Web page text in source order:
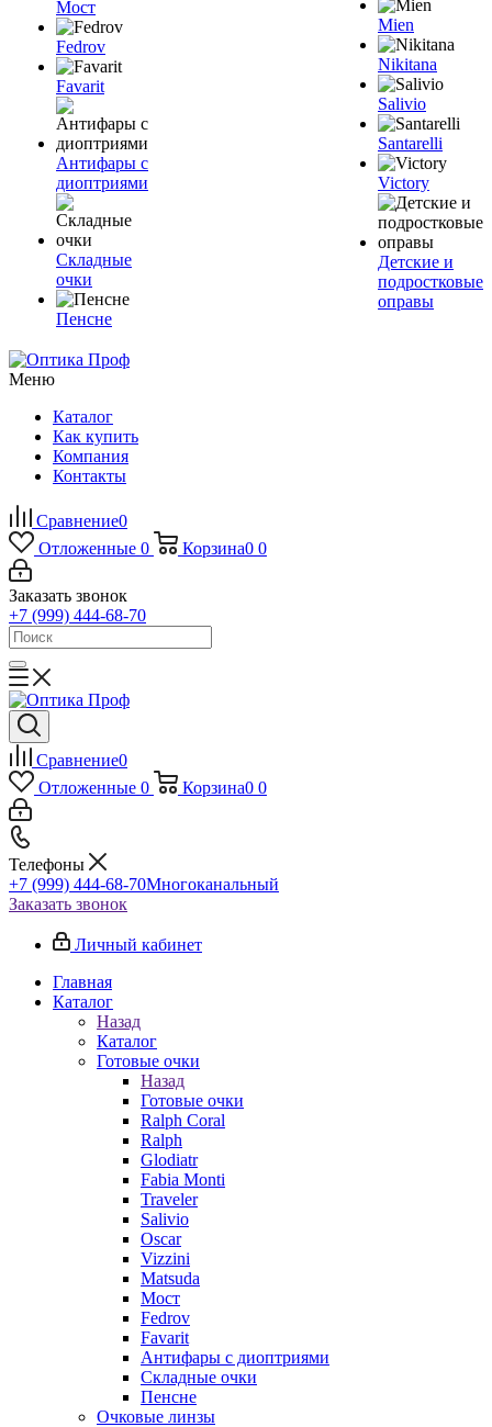
Мост
Fedrov
Favarit
Антифары с
диоптриями
Складные
очки
Пенсне
Mien
Nikitana
Salivio
Santarelli
Victory
Детские и
подростковые
оправы
Меню
Каталог
Как купить
Компания
Контакты
Сравнение0
Отложенные 0 Корзина0 0
Заказать звонок
+7 (999) 444-68-70
Сравнение0
Отложенные 0 Корзина0 0
Телефоны
+7 (999) 444-68-70Многоканальный
Заказать звонок
Личный кабинет
Главная
Каталог
Назад
Каталог
Готовые очки
Назад
Готовые очки
Ralph Coral
Ralph
Glodiatr
Fabia Monti
Traveler
Salivio
Oscar
Vizzini
Matsuda
Мост
Fedrov
Favarit
Антифары с диоптриями
Складные очки
Пенсне
Очковые линзы